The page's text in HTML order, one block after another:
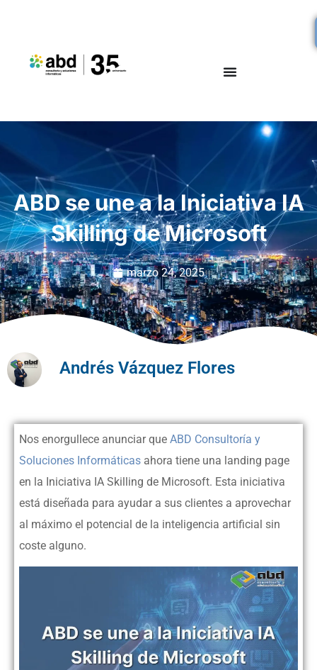
ABD se une a la Iniciativa IA
Skilling de Microsoft
marzo 24, 2025
Andrés Vázquez Flores
Nos enorgullece anunciar que ABD Consultoría y
Soluciones Informáticas ahora tiene una landing page
en la Iniciativa IA Skilling de Microsoft. Esta iniciativa
está diseñada para ayudar a sus clientes a aprovechar
al máximo el potencial de la inteligencia artificial sin
coste alguno.